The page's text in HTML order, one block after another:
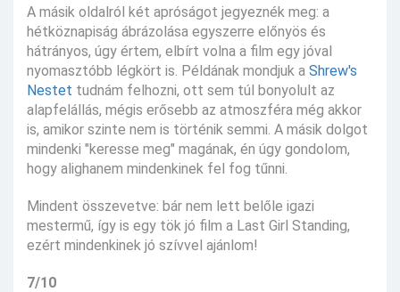
A másik oldalról két apróságot jegyeznék meg: a
hétköznapiság ábrázolása egyszerre előnyös és
hátrányos, úgy értem, elbírt volna a film egy jóval
nyomasztóbb légkört is. Példának mondjuk a Shrew's
Nestet tudnám felhozni, ott sem túl bonyolult az
alapfelállás, mégis erősebb az atmoszféra még akkor
is, amikor szinte nem is történik semmi. A másik dolgot
mindenki "keresse meg" magának, én úgy gondolom,
hogy alighanem mindenkinek fel fog tűnni.
Mindent összevetve: bár nem lett belőle igazi
mestermű, így is egy tök jó film a Last Girl Standing,
ezért mindenkinek jó szívvel ajánlom!
7/10